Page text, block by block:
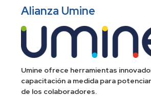
Alianza Umine
Umine ofrece herramientas
capacitación a medida para
de los colaboradores.